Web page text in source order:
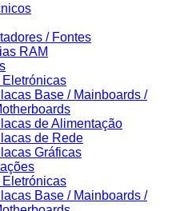
/ Fontes
RAM
Eletrónicas
Base / Mainboards /
de Alimentação
de Rede
Gráficas
Eletrónicas
Base / Mainboards /